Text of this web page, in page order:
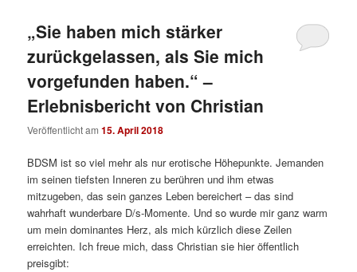
„Sie haben mich stärker
zurückgelassen, als Sie mich
vorgefunden haben.“ –
Erlebnisbericht von Christian
Veröffentlicht am15. April 2018
BDSM ist so viel mehr als nur erotische Höhepunkte. Jemanden
im seinen tiefsten Inneren zu berühren und ihm etwas
mitzugeben, das sein ganzes Leben bereichert – das sind
wahrhaft wunderbare D/s-Momente. Und so wurde mir ganz warm
um mein dominantes Herz, als mich kürzlich diese Zeilen
erreichten. Ich freue mich, dass Christian sie hier öffentlich
preisgibt: